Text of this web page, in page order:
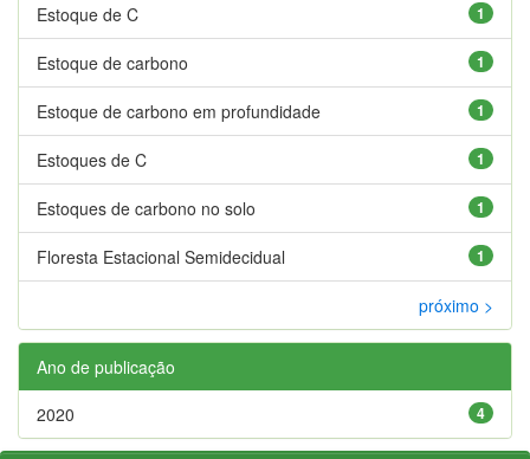
1
Estoque de C
1
Estoque de carbono
1
Estoque de carbono em profundidade
1
Estoques de C
1
Estoques de carbono no solo
1
Floresta Estacional Semidecidual
próximo >
Ano de publicação
4
2020